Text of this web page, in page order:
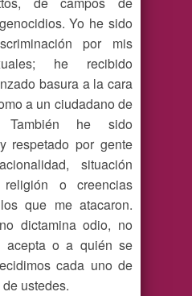
Yo he sido
por mis
he recibido
basura a la cara
a un ciudadano de
También he sido
respetado por gente
situación
religión o creencias
que me atacaron.
dictamina odio, no
acepta o a quién se
cada uno de
ustedes.